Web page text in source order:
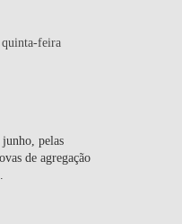
quinta-feira
pelas
de agregação